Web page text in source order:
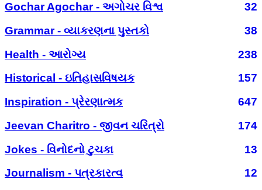
Gochar Agochar - અગોચર વિશ્વ
32
Grammar - વ્યાકરણના પુસ્તકો
38
Health - આરોગ્ય
238
Historical - ઇતિહાસવિષયક
157
Inspiration - પ્રેરણાત્મક
647
Jeevan Charitro - જીવન ચરિત્રો
174
Jokes - વિનોદનો ટુચકા
13
Journalism - પત્રકારત્વ
12